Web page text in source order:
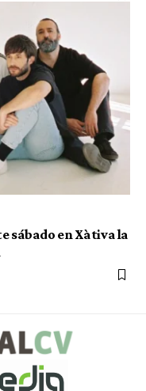
sábado en Xàtiva la